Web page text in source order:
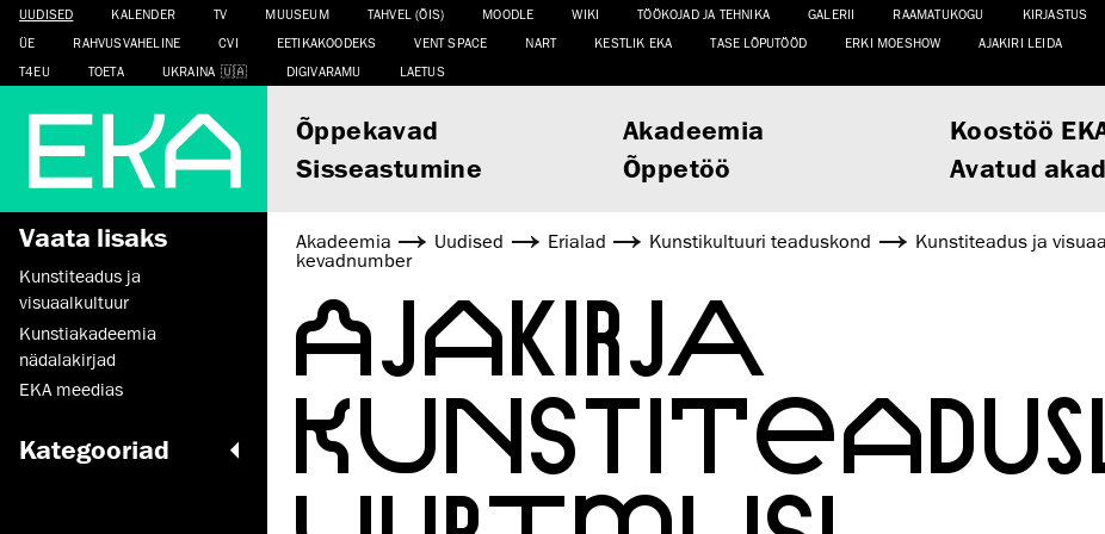
UUDISED KALENDER TV MUUSEUM TAHVEL (ÕIS) MOODLE WIKI TÖÖKOJAD JA TEHNIKA GALERII RAAMATUKOGU
KIRJASTUS
ÜE
RAHVUSVAHELINE CVI EETIKAKOODEKS VENT SPACE NART KESTLIK EKA TASE LÕPUTÖÖD ERKI MOESHOW
AJAKIRI LEIDA
T4EU
TOETA UKRAINA DIGIVARAMU LAETUS
Õppekavad Akadeemia Koostöö
Sisseastumine
Õppetöö Avatud
Vaata lisaks
Kunstiteadus ja
visuaalkultuur
Kunstiakadeemia
nädalakirjad
EKA meedias
Kategooriad
Akadeemia Uudised Erialad Kunsti­kultuuri teaduskond Kunstiteadus ja
kevadnumber
AJAKIRJA